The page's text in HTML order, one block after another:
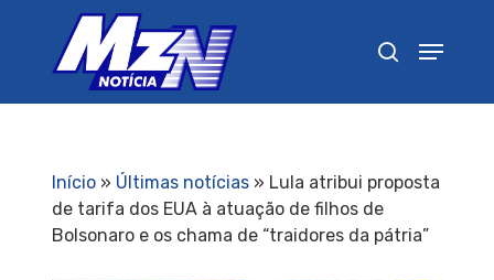
Início» Últimas notícias» Lula atribui proposta
de tarifa dos EUA à atuação de filhos de
Bolsonaro e os chama de “traidores da pátria”